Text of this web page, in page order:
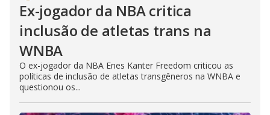
Ex-jogador da NBA critica
inclusão de atletas trans na
WNBA
O ex-jogador da NBA Enes Kanter Freedom criticou as
políticas de inclusão de atletas transgêneros na WNBA e
questionou os...